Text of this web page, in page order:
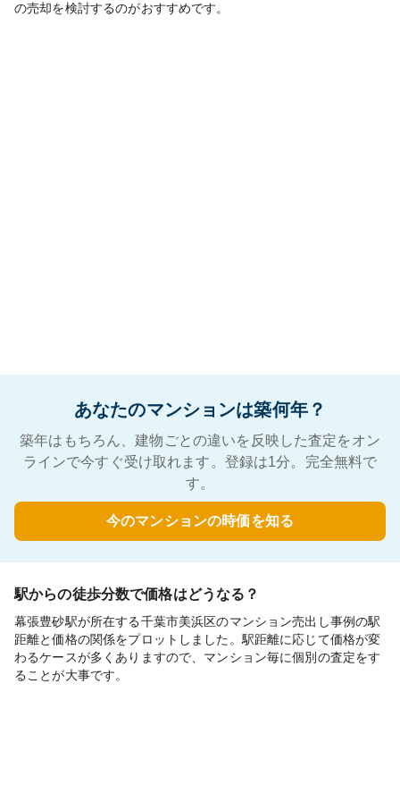
の売却を検討するのがおすすめです。
あなたのマンションは築何年？
築年はもちろん、建物ごとの違いを反映した査定をオン
ラインで今すぐ受け取れます。登録は1分。完全無料で
す。
今のマンションの時価を知る
駅からの徒歩分数で価格はどうなる？
幕張豊砂駅が所在する千葉市美浜区のマンション売出し事例の駅
距離と価格の関係をプロットしました。駅距離に応じて価格が変
わるケースが多くありますので、マンション毎に個別の査定をす
ることが大事です。